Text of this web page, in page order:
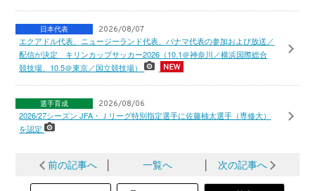
日本代表 2026/08/07
エクアドル代表、ニュージーランド代表、パナマ代表の参加および放送／
配信が決定 キリンカップサッカー2026（10.1＠神奈川／横浜国際総合
競技場、10.5＠東京／国立競技場）
選手育成 2026/08/06
2026/27シーズン JFA・Ｊリーグ特別指定選手に佐藤柚太選手（専修大）
を認定
前の記事へ 一覧へ 次の記事へ